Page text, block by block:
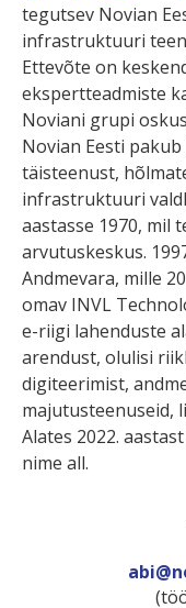
tegutsev Novian
infrastruktuuri
Ettevõte on
ekspertteadmiste
Noviani grupi
Novian Eesti
täisteenust,
infrastruktuuri
aastasse 1970, mil
arvutuskeskus.
Andmevara, mille
omav INVL
e-riigi lahenduste
arendust, olulisi
digiteerimist,
majutusteenuseid,
Alates 2022.
nime all.